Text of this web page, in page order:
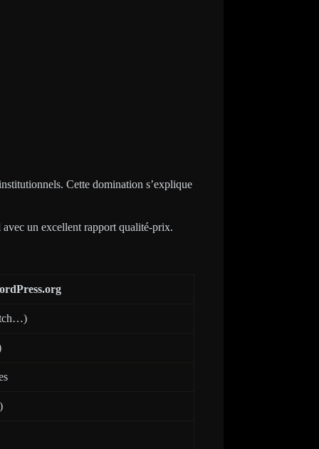
Cette domination s’explique
avec un excellent rapport qualité-prix.